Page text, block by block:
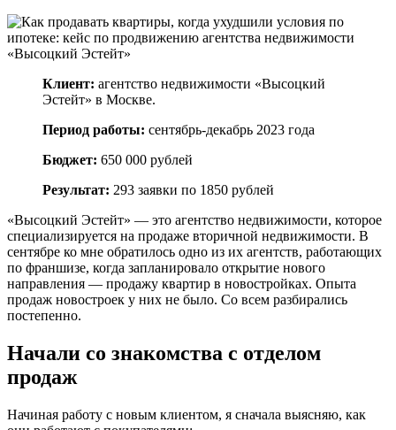
Клиент: агентство недвижимости «Высоцкий
Эстейт» в Москве.
Период работы: сентябрь-декабрь 2023 года
Бюджет: 650 000 рублей
Результат: 293 заявки по 1850 рублей
«Высоцкий Эстейт» — это агентство недвижимости, которое
специализируется на продаже вторичной недвижимости. В
сентябре ко мне обратилось одно из их агентств, работающих
по франшизе, когда запланировало открытие нового
направления — продажу квартир в новостройках. Опыта
продаж новостроек у них не было. Со всем разбирались
постепенно.
Начали со знакомства с отделом
продаж
Начиная работу с новым клиентом, я сначала выясняю, как